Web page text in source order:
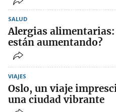
SALUD
Alergias alimentarias:
están aumentando?
VIAJES
Oslo, un viaje
una ciudad vibrante